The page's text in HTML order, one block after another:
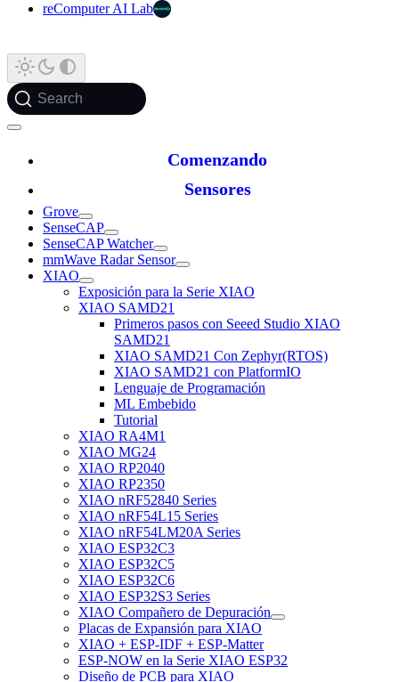
reComputer AI Lab
Search
Comenzando
Sensores
Grove
SenseCAP
SenseCAP Watcher
mmWave Radar Sensor
XIAO
Exposición para la Serie XIAO
XIAO SAMD21
Primeros pasos con Seeed Studio XIAO
SAMD21
XIAO SAMD21 Con Zephyr(RTOS)
XIAO SAMD21 con PlatformIO
Lenguaje de Programación
ML Embebido
Tutorial
XIAO RA4M1
XIAO MG24
XIAO RP2040
XIAO RP2350
XIAO nRF52840 Series
XIAO nRF54L15 Series
XIAO nRF54LM20A Series
XIAO ESP32C3
XIAO ESP32C5
XIAO ESP32C6
XIAO ESP32S3 Series
XIAO Compañero de Depuración
Placas de Expansión para XIAO
XIAO + ESP-IDF + ESP-Matter
ESP-NOW en la Serie XIAO ESP32
Diseño de PCB para XIAO